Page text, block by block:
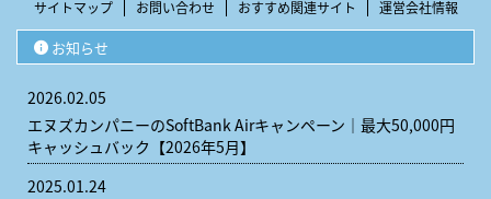
サイトマップ お問い合わせ おすすめ関連サイト 運営会社情報
お知らせ
2026.02.05
エヌズカンパニーのSoftBank Airキャンペーン｜最大50,000円
キャッシュバック【2026年5月】
2025.01.24